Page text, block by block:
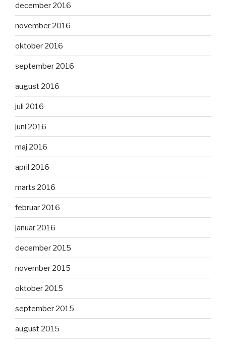
december 2016
november 2016
oktober 2016
september 2016
august 2016
juli 2016
juni 2016
maj 2016
april 2016
marts 2016
februar 2016
januar 2016
december 2015
november 2015
oktober 2015
september 2015
august 2015